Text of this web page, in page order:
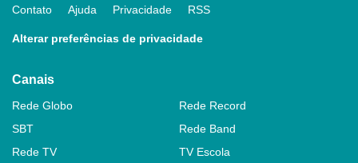
Contato Ajuda Privacidade RSS
Alterar preferências de privacidade
Canais
Rede Globo
Rede Record
SBT
Rede Band
Rede TV
TV Escola